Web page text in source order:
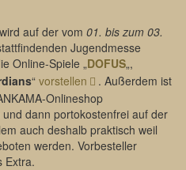
auf der vom 01. bis zum 03.
Jugendmesse
Online-Spiele „DOFUS„,
“ vorstellen
. Außerdem ist
Onlineshop
dann portokostenfrei auf der
auch deshalb praktisch weil
werden. Vorbesteller
Extra.